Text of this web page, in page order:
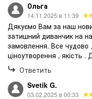
Ольга
14.11.2025 в 11:39
Дякуємо Вам за наш
затишний диванчик на
замовлення. Все чудово
ціноутворення , якість .
Ответить
Svetik G.
03.02.2025 в 00:33